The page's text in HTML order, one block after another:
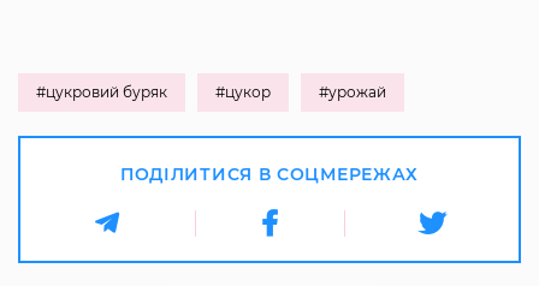
#цукровий буряк #цукор #урожай
ПОДІЛИТИСЯ В СОЦМЕРЕЖАХ